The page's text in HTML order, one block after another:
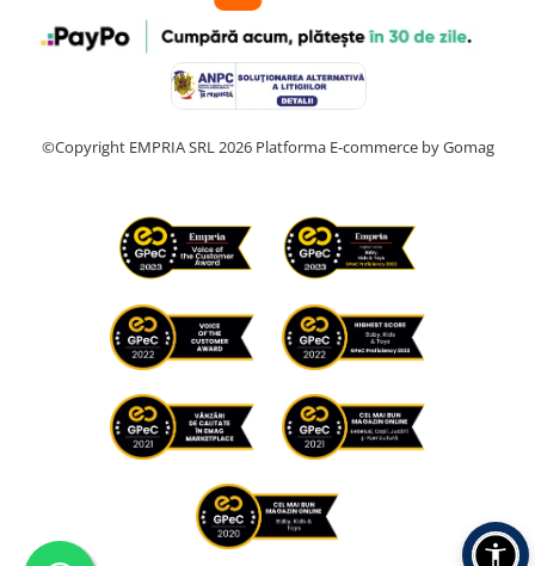
©Copyright EMPRIA SRL 2026 Platforma E-commerce by Gomag